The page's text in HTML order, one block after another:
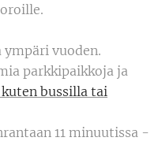
vuoden.
parkkipaikkoja ja
bussilla tai
11 minuutissa -